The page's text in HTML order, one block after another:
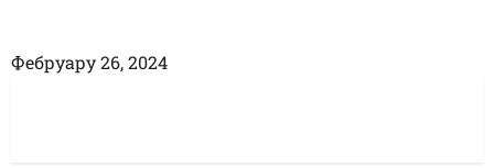
Фебруарy 26, 2024